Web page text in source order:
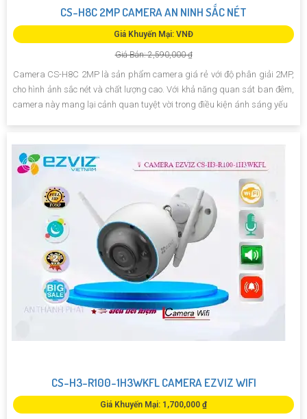
CS-H8C 2MP CAMERA AN NINH SẮC NÉT
Giá Khuyến Mại: VNĐ
Giá Bán: 2,590,000 ₫
Camera CS-H8C 2MP là sản phẩm camera giá rẻ với độ phân giải 2MP,
cho hình ảnh sắc nét và chất lượng cao. Với khả năng quan sát ban đêm,
camera này mang lại cảnh quan tuyệt vời trong điều kiện ánh sáng yếu
CS-H3-R100-1H3WKFL CAMERA EZVIZ WIFI
Giá Khuyến Mại: 1,700,000 ₫